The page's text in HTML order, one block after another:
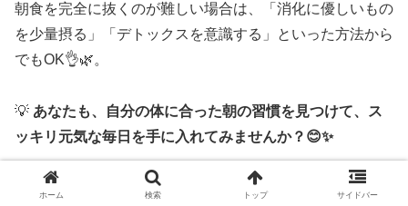
朝食を完全に抜くのが難しい場合は、「消化に優しいもの
を少量摂る」「デトックスを意識する」といった方法から
でもOK👌🌿。
💡 あなたも、自分の体に合った朝の習慣を見つけて、ス
ッキリ元気な毎日を手に入れてみませんか？😊✨
ホーム 検索 トップ サイドバー